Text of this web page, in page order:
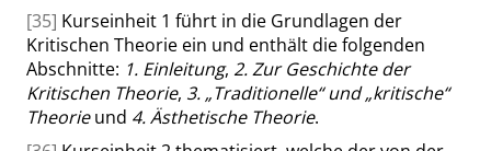
[35] Kurseinheit 1 führt in die Grundlagen der
Kritischen Theorie ein und enthält die folgenden
Abschnitte: 1. Einleitung, 2. Zur Geschichte der
Kritischen Theorie, 3. „Traditionelle“und„kritische“
Theorieund 4. Ästhetische Theorie.